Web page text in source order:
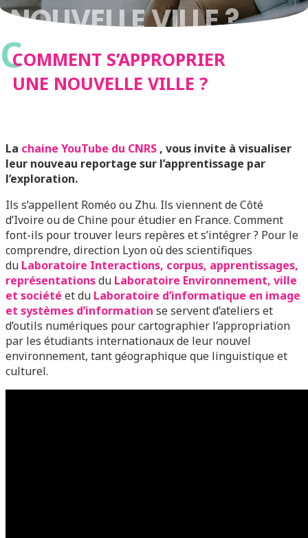
NOUVELLE VILLE ?
CCOMMENT S’APPROPRIER
UNE NOUVELLE VILLE ?
La chaine YouTube du CNRS , vous invite à visualiser
leur nouveau reportage sur l’apprentissage par
l’exploration.
Ils s’appellent Roméo ou Zhu. Ils viennent de Côté
d’Ivoire ou de Chine pour étudier en France. Comment
font-ils pour trouver leurs repères et s’intégrer ? Pour le
comprendre, direction Lyon où des scientifiques
du Laboratoire Interactions, corpus, apprentissages,
représentationsdu Laboratoire Environnement, ville
et société et du Laboratoire d’informatique en image
et systèmes d’information se servent d’ateliers et
d’outils numériques pour cartographier l’appropriation
par les étudiants internationaux de leur nouvel
environnement, tant géographique que linguistique et
culturel.